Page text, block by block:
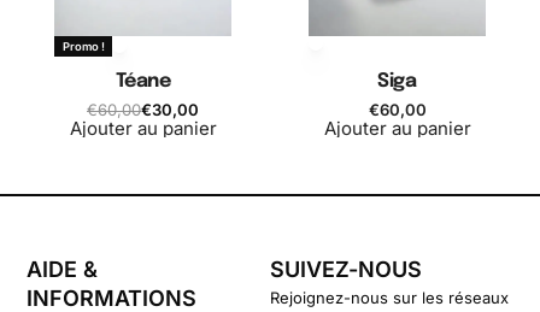
Promo !
Téane
€60,00€30,00
Ajouter au panier
Siga
€60,00
Ajouter au panier
AIDE &
INFORMATIONS
SUIVEZ-NOUS
Rejoignez-nous sur les réseaux